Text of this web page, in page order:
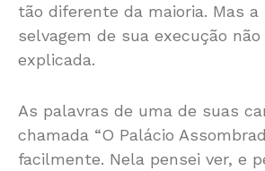
tão diferente da maioria. Mas a
selvagem de sua execução
explicada.
As palavras de uma de suas
chamada “O Palácio
facilmente. Nela pensei ver, e